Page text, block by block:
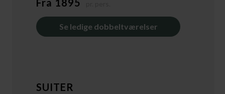
Fra 1895
Se ledige dobbeltværelser
SUITER